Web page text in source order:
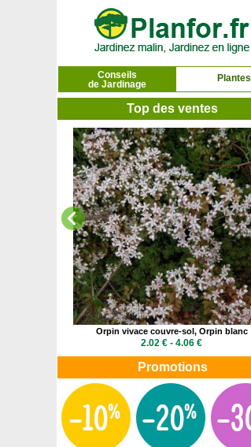
Conseils
de Jardinage
Plantes
Top des ventes
Orpin vivace couvre-sol, Orpin blanc
2.02 € - 4.06 €
Promotions
Panneau de gestion des cookies